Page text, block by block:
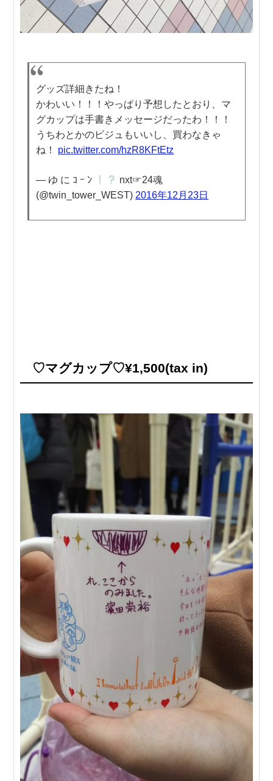
グッズ詳細きたね！
かわいい！！！やっぱり予想したとおり、マ
グカップは手書きメッセージだったわ！！！
うちわとかのビジュもいいし、買わなきゃ
ね！ pic.twitter.com/hzR8KFtEtz
— ゆ に ｺ ｰ ﾝ
nxt☞24魂
(@twin_tower_WEST) 2016年12月23日
♡マグカップ♡¥1,500(tax in)